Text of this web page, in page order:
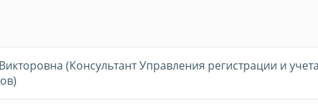
(Консультант Управления регистрации и учета